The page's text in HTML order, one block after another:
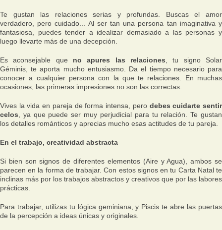
Te gustan las relaciones serias y profundas. Buscas el amor
verdadero, pero cuidado... Al ser tan una persona tan imaginativa y
fantasiosa, puedes tender a idealizar demasiado a las personas y
luego llevarte más de una decepción.
Es aconsejable que no apures las relaciones , tu signo Solar
Géminis, te aporta mucho entusiasmo. Da el tiempo necesario para
conocer a cualquier persona con la que te relaciones. En muchas
ocasiones, las primeras impresiones no son las correctas.
Vives la vida en pareja de forma intensa, pero debes cuidarte sentir
celos , ya que puede ser muy perjudicial para tu relación. Te gustan
los detalles románticos y aprecias mucho esas actitudes de tu pareja.
En el trabajo, creatividad abstracta
Si bien son signos de diferentes elementos (Aire y Agua), ambos se
parecen en la forma de trabajar. Con estos signos en tu Carta Natal te
inclinas más por los trabajos abstractos y creativos que por las labores
prácticas.
Para trabajar, utilizas tu lógica geminiana, y Piscis te abre las puertas
de la percepción a ideas únicas y originales.